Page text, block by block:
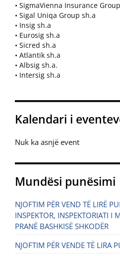
• SigmaVienna Insurance Group
• Sigal Uniqa Group sh.a
• Insig sh.a
• Eurosig sh.a
• Sicred sh.a
• Atlantik sh.a
• Albsig sh.a.
• Intersig sh.a
Kalendari i
Nuk ka asnjë event
Mundësi punësimi
NJOFTIM PËR VEND TË LIRË
INSPEKTOR, INSPEKTORIATI I
PRANË BASHKISË SHKODËR
NJOFTIM PËR VENDE TË LIRA